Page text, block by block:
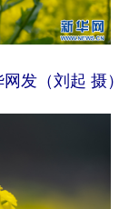
发（刘起 摄）